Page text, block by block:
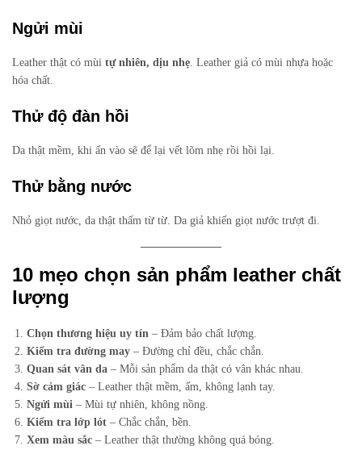
Ngửi mùi
Leather thật có mùi tự nhiên, dịu nhẹ. Leather giả có mùi nhựa hoặc
hóa chất.
Thử độ đàn hồi
Da thật mềm, khi ấn vào sẽ để lại vết lõm nhẹ rồi hồi lại.
Thử bằng nước
Nhỏ giọt nước, da thật thấm từ từ. Da giả khiến giọt nước trượt đi.
10 mẹo chọn sản phẩm leather chất
lượng
Chọn thương hiệu uy tín – Đảm bảo chất lượng.
Kiểm tra đường may – Đường chỉ đều, chắc chắn.
Quan sát vân da – Mỗi sản phẩm da thật có vân khác nhau.
Sờ cảm giác – Leather thật mềm, ấm, không lạnh tay.
Ngửi mùi – Mùi tự nhiên, không nồng.
Kiểm tra lớp lót – Chắc chắn, bền.
Xem màu sắc – Leather thật thường không quá bóng.